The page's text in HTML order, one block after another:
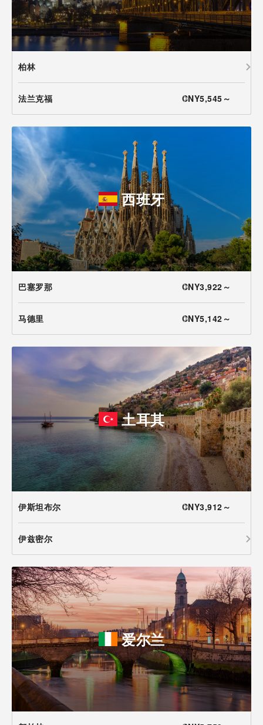
柏林
法兰克福 CNY5,545～
西班牙
巴塞罗那 CNY3,922～
马德里 CNY5,142～
土耳其
伊斯坦布尔 CNY3,912～
伊兹密尔
爱尔兰